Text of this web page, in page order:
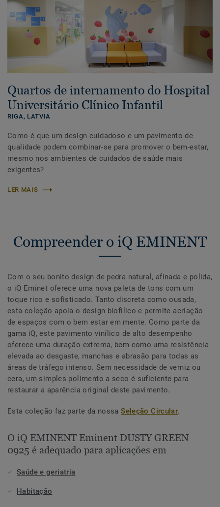
Quartos de internamento do Hospital
Universitário Clínico Infantil
RIGA, LATVIA
Como é que um design cuidadoso e um pavimento de
qualidade podem combinar-se para promover o bem-estar,
mesmo nos ambientes de cuidados de saúde mais
exigentes?
LER MAIS
Compreender o iQ EMINENT
Com o seu bonito design de pedra natural, afinada e polida,
o iQ Eminet oferece uma nova paleta de tons com um
toque rico e sofisticado. Tanto discreta como ousada,
esta coleção apoia o design biofílico e permite acriação
de espaços com o bem estar em mente. Como parte da
gama iQ, este pavimento vinílico de alto desempenho
oferece uma duração extrema, bem como uma resistência
elevada ao desgaste, manchas e abrasão para todas as
áreas de tráfego intenso. Sem necessidade de verniz ou
cera, um simples polimento a seco é suficiente para
restaurar a aparência original deste pavimento.
Esta coleção faz parte da nossaSeleção Circular.
O iQ EMINENT Eminent DUSTY GREEN
0925 é adequado para aplicações em
Saúde e geriatria
Habitação